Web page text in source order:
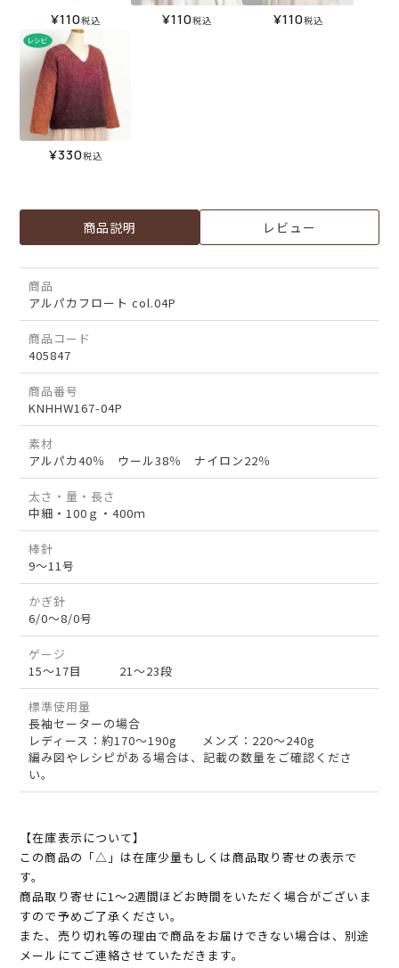
¥110税込 ¥110税込 ¥110税込
¥330税込
商品説明 レビュー
商品
アルパカフロート col.04P
商品コード
405847
商品番号
KNHHW167-04P
素材
アルパカ40％ ウール38％ ナイロン22％
太さ・量・長さ
中細・100ｇ・400ｍ
棒針
9～11号
かぎ針
6/0～8/0号
ゲージ
15～17目 21～23段
標準使用量
長袖セーターの場合
レディース：約170～190g メンズ：220～240g
編み図やレシピがある場合は、記載の数量をご確認くださ
い。
【在庫表示について】
この商品の「△」は在庫少量もしくは商品取り寄せの表示で
す。
商品取り寄せに1～2週間ほどお時間をいただく場合がございま
すので予めご了承ください。
また、売り切れ等の理由で商品をお届けできない場合は、別途
メールにてご連絡させていただきます。